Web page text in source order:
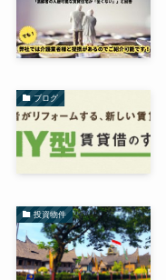
ブログ
投資物件